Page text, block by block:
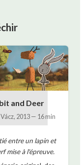
and Deer
, 2013— 16 min
entre un lapin et
mise à l'épreuve.